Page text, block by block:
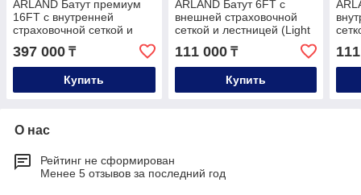
ARLAND Батут премиум
16FT с внутренней
страховочной сеткой и
лестницей (Dark green)
397 000 ₸
Купить
ARLAND Батут 6FT с
внешней страховочной
сеткой и лестницей (Light
111 000₸
Купить
О нас
Рейтинг не сформирован
Менее 5 отзывов за последний год